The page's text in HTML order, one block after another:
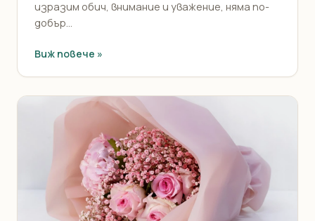
изразим обич, внимание и уважение, няма по-
добър...
Виж повече »